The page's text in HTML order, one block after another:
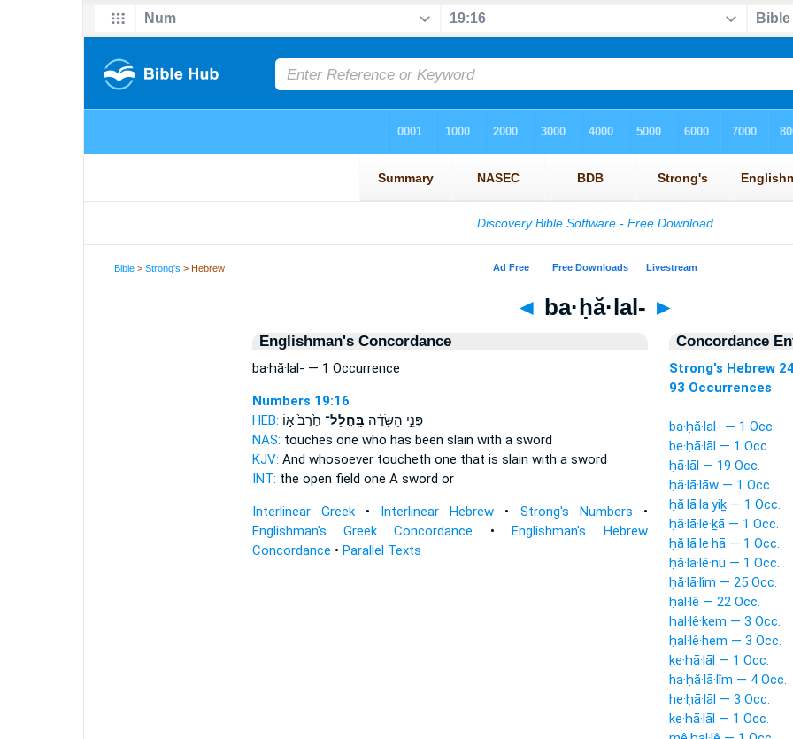
Bible >Strong's > Hebrew
◄ ba·ḥă·lal- ►
Englishman's Concordance
ba·ḥă·lal- — 1 Occurrence
Numbers 19:16
HEB:
פְּנֵ֣י הַשָּׂדֶ֗ה בַּֽחֲלַל־ חֶ֙רֶב֙ א֣וֹ
NAS: touches one who has been slain with a sword
KJV: And whosoever toucheth one that is slain with a sword
INT: the open field one A sword or
Interlinear Greek• Interlinear Hebrew • Strong's Numbers •
Englishman's Greek Concordance •Englishman's Hebrew
Concordance • Parallel Texts
Concordance
Strong's Hebrew
93 Occurrences
ba·ḥă·lal- — 1 Occ.
be·ḥā·lāl — 1 Occ.
ḥā·lāl — 19 Occ.
ḥă·lā·lāw — 1 Occ.
ḥă·lā·la·yiḵ — 1 Occ.
ḥă·lā·le·ḵā — 1 Occ.
ḥă·lā·le·hā — 1 Occ.
ḥă·lā·lê·nū — 1 Occ.
ḥă·lā·lîm — 25 Occ.
ḥal·lê — 22 Occ.
ḥal·lê·ḵem — 3 Occ.
ḥal·lê·hem — 3 Occ.
ḵe·ḥā·lāl — 1 Occ.
ha·ḥă·lā·lîm — 4 Occ.
he·ḥā·lāl — 3 Occ.
ke·ḥā·lāl — 1 Occ.